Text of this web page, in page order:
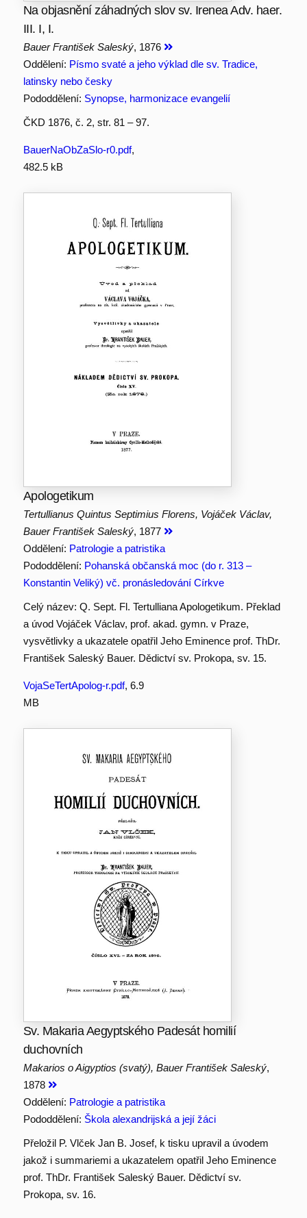
Na objasnění záhadných slov sv. Irenea Adv. haer.
III. I, I.
Bauer František Saleský, 1876
Oddělení: Písmo svaté a jeho výklad dle sv. Tradice,
latinsky nebo česky
Pododdělení: Synopse, harmonizace evangelií
ČKD 1876, č. 2, str. 81 – 97.
BauerNaObZaSlo-r0.pdf,
482.5 kB
Apologetikum
Tertullianus Quintus Septimius Florens, Vojáček Václav,
Bauer František Saleský, 1877
Oddělení: Patrologie a patristika
Pododdělení: Pohanská občanská moc (do r. 313 –
Konstantin Veliký) vč. pronásledování Církve
Celý název: Q. Sept. Fl. Tertulliana Apologetikum. Překlad
a úvod Vojáček Václav, prof. akad. gymn. v Praze,
vysvětlivky a ukazatele opatřil Jeho Eminence prof. ThDr.
František Saleský Bauer. Dědictví sv. Prokopa, sv. 15.
VojaSeTertApolog-r.pdf, 6.9
MB
Sv. Makaria Aegyptského Padesát homilií
duchovních
Makarios o Aigyptios (svatý), Bauer František Saleský,
1878
Oddělení: Patrologie a patristika
Pododdělení: Škola alexandrijská a její žáci
Přeložil P. Vlček Jan B. Josef, k tisku upravil a úvodem
jakož i summariemi a ukazatelem opatřil Jeho Eminence
prof. ThDr. František Saleský Bauer. Dědictví sv.
Prokopa, sv. 16.